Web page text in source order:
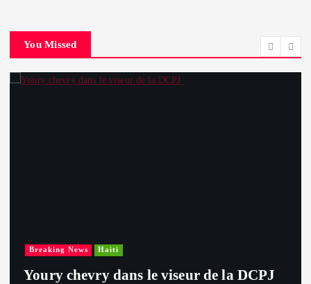
You Missed
Breaking News Haiti
Youry chevry dans le viseur de la DCPJ